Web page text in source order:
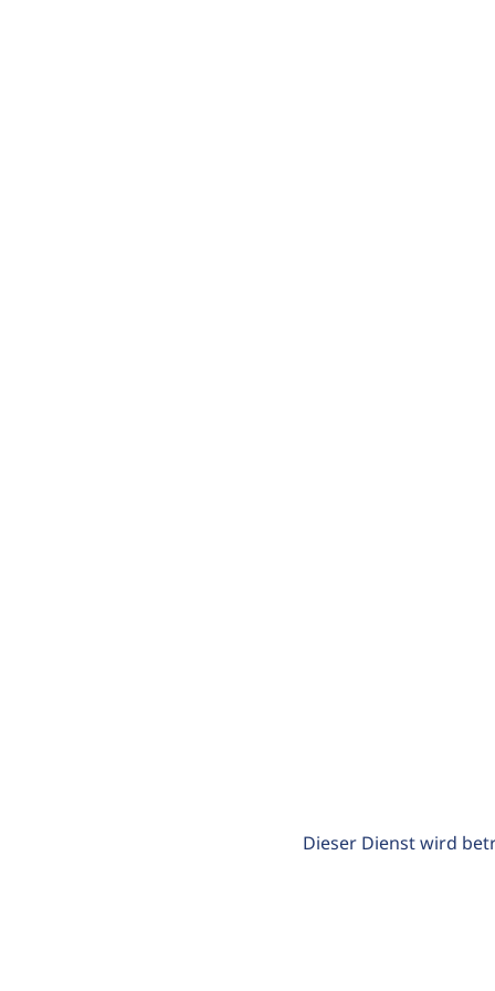
Dieser Dienst wird